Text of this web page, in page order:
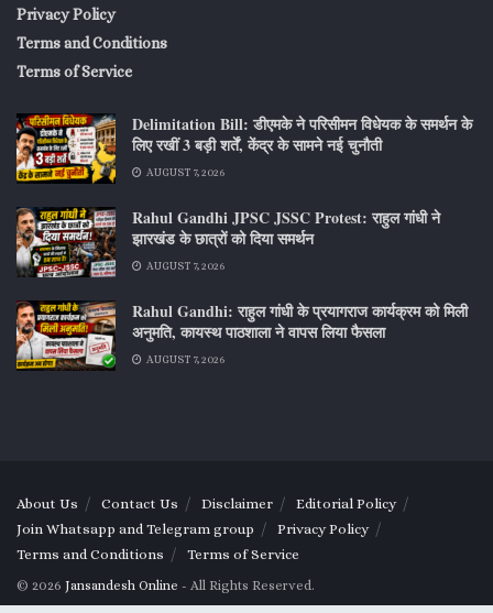
Privacy Policy
Terms and Conditions
Terms of Service
Delimitation Bill: डीएमके ने परिसीमन विधेयक के समर्थन के
लिए रखीं 3 बड़ी शर्तें, केंद्र के सामने नई चुनौती
AUGUST 7, 2026
Rahul Gandhi JPSC JSSC Protest: राहुल गांधी ने
झारखंड के छात्रों को दिया समर्थन
AUGUST 7, 2026
Rahul Gandhi: राहुल गांधी के प्रयागराज कार्यक्रम को मिली
अनुमति, कायस्थ पाठशाला ने वापस लिया फैसला
AUGUST 7, 2026
About Us Contact Us Disclaimer
Editorial Policy
Join Whatsapp and Telegram group
Privacy Policy
Terms and Conditions
Terms of Service
© 2026 Jansandesh Online - All Rights Reserved.